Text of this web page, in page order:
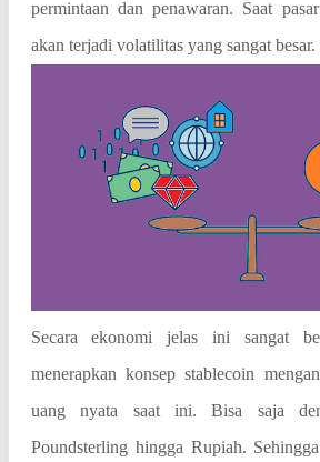
permintaan dan penawaran. Saat
akan terjadi volatilitas yang sangat besar.
Secara ekonomi jelas ini sangat
menerapkan konsep stablecoin
uang nyata saat ini. Bisa saja
Poundsterling hingga Rupiah.